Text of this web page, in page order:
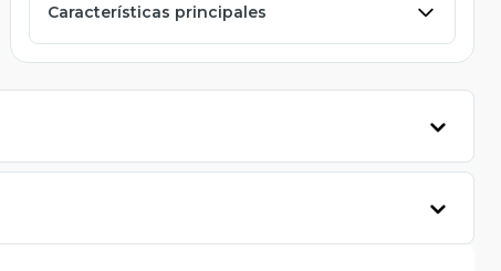
Características principales